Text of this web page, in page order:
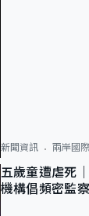
新聞資訊 兩岸國際
五歲童遭虐死
機構倡頻密監